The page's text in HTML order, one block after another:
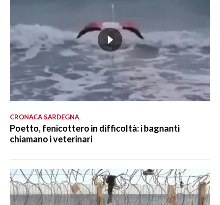
CRONACA SARDEGNA
Poetto, fenicottero in difficoltà: i bagnanti
chiamano i veterinari